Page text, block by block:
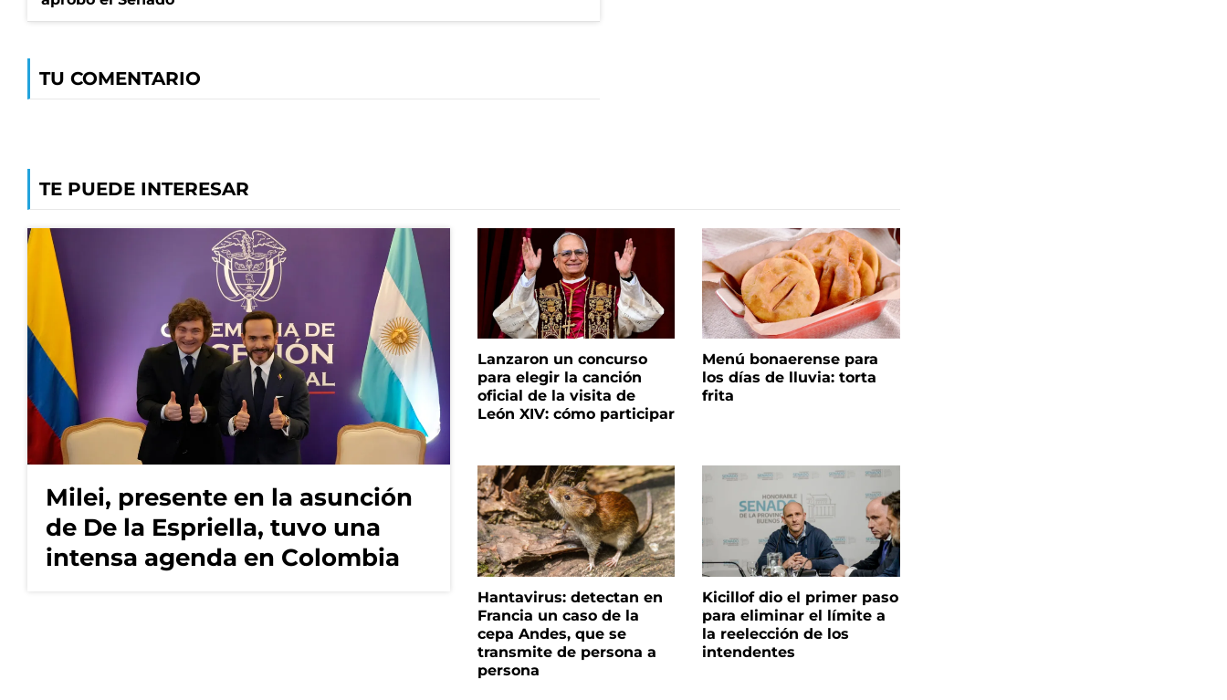
TU COMENTARIO
TE PUEDE INTERESAR
Milei, presente en la asunción
de De la Espriella, tuvo una
intensa agenda en Colombia
Lanzaron un concurso
para elegir la canción
oficial de la visita de
León XIV: cómo participar
Menú bonaerense para
los días de lluvia: torta
frita
Hantavirus: detectan en
Francia un caso de la
cepa Andes, que se
transmite de persona a
persona
Kicillof dio el primer paso
para eliminar el límite a
la reelección de los
intendentes